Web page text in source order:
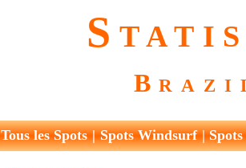
Tous les Spots Spots Windsurf